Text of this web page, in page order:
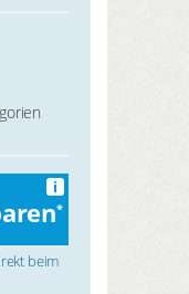
*
i
beim